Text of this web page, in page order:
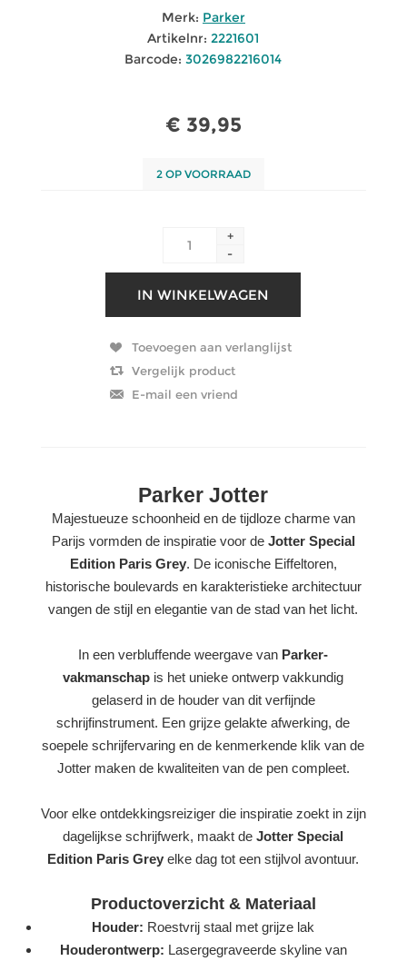
Merk: Parker
Artikelnr: 2221601
Barcode: 3026982216014
€ 39,95
2 OP VOORRAAD
+
-
Parker Jotter
Majestueuze schoonheid en de tijdloze charme van
Parijs vormden de inspiratie voor de Jotter Special
Edition Paris Grey. De iconische Eiffeltoren,
historische boulevards en karakteristieke architectuur
vangen de stijl en elegantie van de stad van het licht.
In een verbluffende weergave van Parker-
vakmanschap is het unieke ontwerp vakkundig
gelaserd in de houder van dit verfijnde
schrijfinstrument. Een grijze gelakte afwerking, de
soepele schrijfervaring en de kenmerkende klik van de
Jotter maken de kwaliteiten van de pen compleet.
Voor elke ontdekkingsreiziger die inspiratie zoekt in zijn
dagelijkse schrijfwerk, maakt deJotter Special
Edition Paris Grey elke dag tot een stijlvol avontuur.
Productoverzicht & Materiaal
Houder: Roestvrij staal met grijze lak
Houderontwerp: Lasergegraveerde skyline van